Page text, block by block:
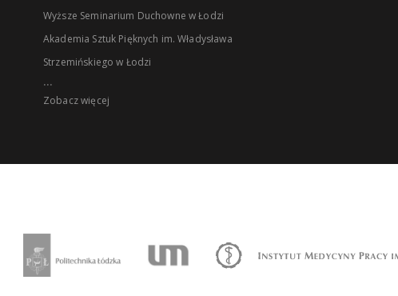
Wyższe Seminarium Duchowne w Łodzi
Akademia Sztuk Pięknych im. Władysława
Strzemińskiego w Łodzi
...
Zobacz więcej